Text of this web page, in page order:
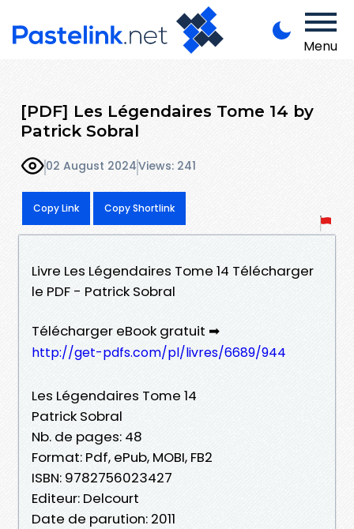
Menu
[PDF] Les Légendaires Tome 14 by
Patrick Sobral
02 August 2024Views: 241
Copy Link Copy Shortlink
Livre Les Légendaires Tome 14 Télécharger
le PDF - Patrick Sobral
Télécharger eBook gratuit ➡
http://get-pdfs.com/pl/livres/6689/944
Les Légendaires Tome 14
Patrick Sobral
Nb. de pages: 48
Format: Pdf, ePub, MOBI, FB2
ISBN: 9782756023427
Editeur: Delcourt
Date de parution: 2011